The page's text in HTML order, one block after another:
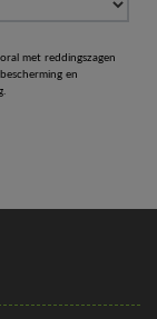
met reddingszagen
en